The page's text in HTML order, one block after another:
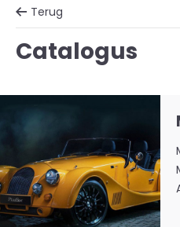
Terug
Catalogus